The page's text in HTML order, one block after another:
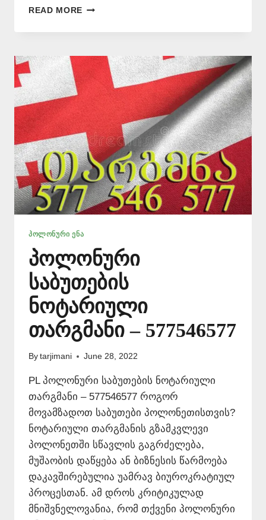
READ MORE ᲞᲝᲚᲝᲜᲣᲠᲘ
ᲛᲪᲝᲓᲜᲔ
577
546
577
ᲞᲝᲚᲝᲜᲣᲠᲘ ᲔᲜᲐ
პოლონური
საბუთების
ნოტარიული
თარგმანი – 577546577
By tarjimani June 28, 2022
PL პოლონური საბუთების ნოტარიული
თარგმანი – 577546577 როგორ
მოვამზადოთ საბუთები პოლონეთისთვის?
ნოტარიული თარგმანის გზამკვლევი
პოლონეთში სწავლის გაგრძელება,
მუშაობის დაწყება ან ბიზნესის წარმოება
დაკავშირებულია უამრავ ბიუროკრატიულ
პროცესთან. ამ დროს კრიტიკულად
მნიშვნელოვანია, რომ თქვენი პოლონური